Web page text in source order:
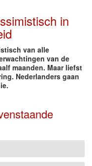
in
van alle
van de
maanden. Maar liefst
Nederlanders gaan